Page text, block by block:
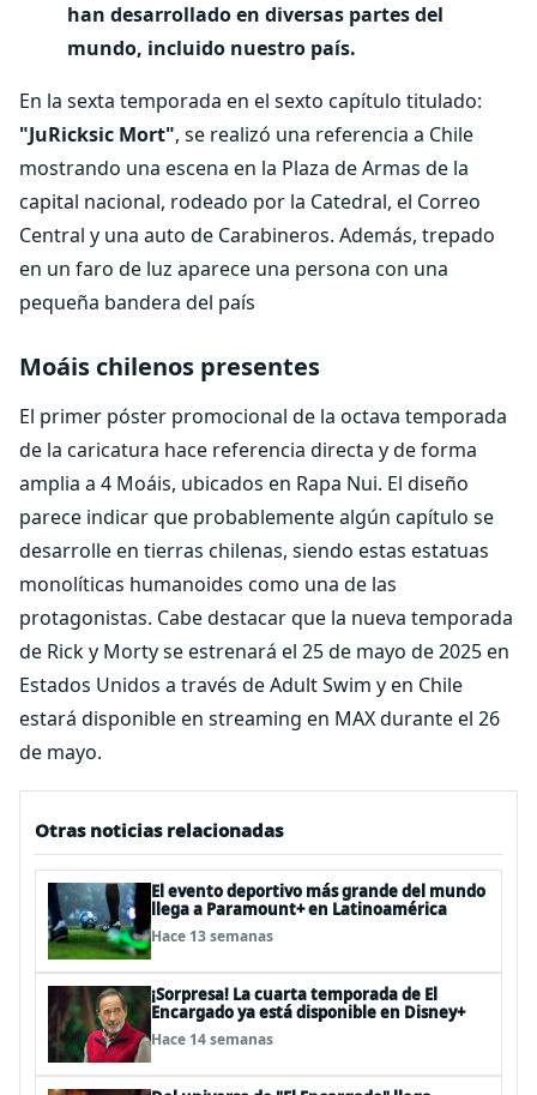
han desarrollado en diversas partes del
mundo, incluido nuestro país.
En la sexta temporada en el sexto capítulo titulado:
"JuRicksic Mort", se realizó una referencia a Chile
mostrando una escena en la Plaza de Armas de la
capital nacional, rodeado por la Catedral, el Correo
Central y una auto de Carabineros. Además, trepado
en un faro de luz aparece una persona con una
pequeña bandera del país
Moáis chilenos presentes
El primer póster promocional de la octava temporada
de la caricatura hace referencia directa y de forma
amplia a 4 Moáis, ubicados en Rapa Nui. El diseño
parece indicar que probablemente algún capítulo se
desarrolle en tierras chilenas, siendo estas estatuas
monolíticas humanoides como una de las
protagonistas. Cabe destacar que la nueva temporada
de Rick y Morty se estrenará el 25 de mayo de 2025 en
Estados Unidos a través de Adult Swim y en Chile
estará disponible en streaming en MAX durante el 26
de mayo.
Otras noticias relacionadas
El evento deportivo más grande del mundo
llega a Paramount+ en Latinoamérica
Hace 13 semanas
¡Sorpresa! La cuarta temporada de El
Encargado ya está disponible en Disney+
Hace 14 semanas